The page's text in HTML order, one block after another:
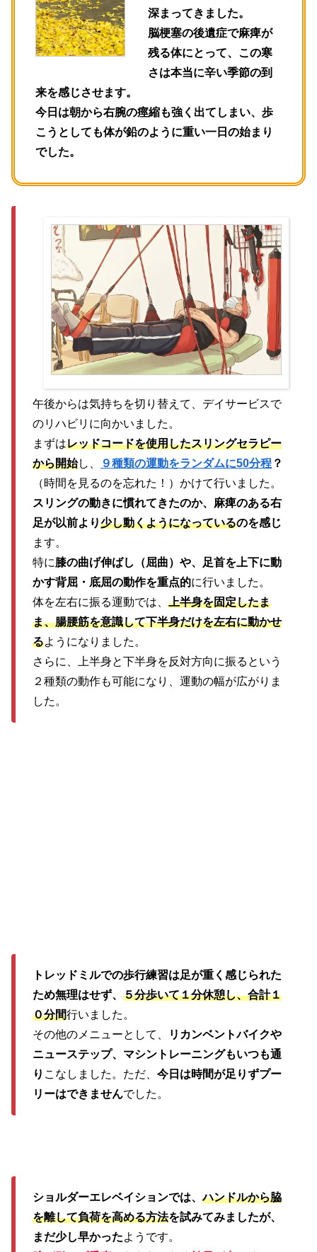
深まってきました。
脳梗塞の後遺症で麻痺が
残る体にとって、この寒
さは本当に辛い季節の到
来を感じさせます。
今日は朝から右腕の痙縮も強く出てしまい、歩
こうとしても体が鉛のように重い一日の始まり
でした。
午後からは気持ちを切り替えて、デイサービスで
のリハビリに向かいました。
まずはレッドコードを使用したスリングセラピー
から開始し、 ９種類の運動をランダムに50分程 ？
（時間を見るのを忘れた！）かけて行いました。
スリングの動きに慣れてきたのか、麻痺のある右
足が以前より少し動くようになっているのを感じ
ます。
特に膝の曲げ伸ばし（屈曲）や、足首を上下に動
かす背屈・底屈の動作を重点的に行いました。
体を左右に振る運動では、 上半身を固定したま
ま、腸腰筋を意識して下半身だけを左右に動かせ
るようになりました。
さらに、上半身と下半身を反対方向に振るという
２種類の動作も可能になり、運動の幅が広がりま
した。
トレッドミルでの歩行練習は足が重く感じられた
ため無理はせず、 ５分歩いて１分休憩し、合計１
０分間行いました。
その他のメニューとして、
リカンベントバイクや
ニューステップ、マシントレーニングもいつも通
り こなしました。ただ、 今日は時間が足りずプー
リーはできませんでした。
ショルダーエレベイションでは、ハンドルから脇
を離して負荷を高める方法を試みてみましたが、
まだ少し早かったようです。